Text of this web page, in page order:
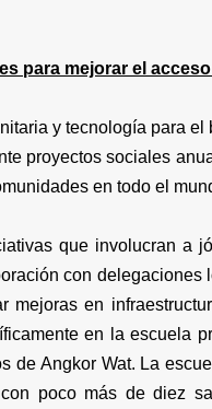
para mejorar el
y tecnología para el
proyectos sociales
en todo el
que involucran a
con delegaciones
mejoras en
en la escuela
de Angkor Wat. La
poco más de diez